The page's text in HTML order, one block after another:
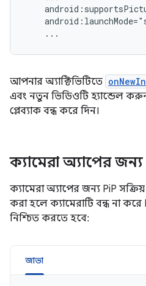
আপনার অ্যাক্টিভিটিতে
এবং নতুন ভিডিওটি হ্যান্ডেল
প্লেব্যাক বন্ধ করে দিন।
ক্যামেরা অ্যাপের জন্য
ক্যামেরা অ্যাপের জন্য PiP
করা হলে ক্যামেরাটি বন্ধ না করে
নিশ্চিত করতে হবে:
জাভা